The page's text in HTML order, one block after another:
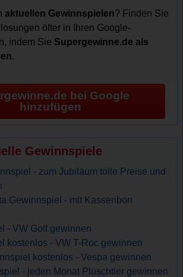
aktuellen Gewinnspielen? Finden Sie
öfter in Ihren Google-
indem Sie Supergewinne.de als
.
bei Google
hinzufügen
Gewinnspiele
- zum Jubiläum tolle Preise und
Gewinnspiel - mit Kassenbon
- VW Golf gewinnen
kostenlos - VW T-Roc gewinnen
kostenlos - Vespa gewinnen
- jeden Monat Plüschtier gewinnen